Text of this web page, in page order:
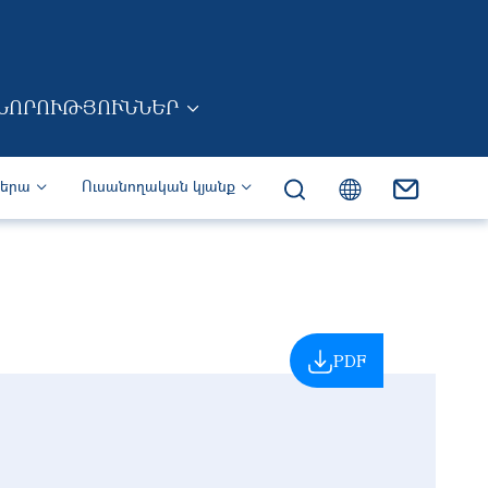
Ուսանողական կյանք
PDF